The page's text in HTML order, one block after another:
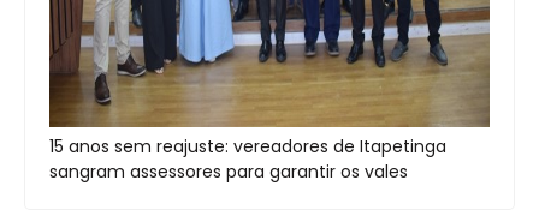
15 anos sem reajuste: vereadores de Itapetinga
sangram assessores para garantir os vales